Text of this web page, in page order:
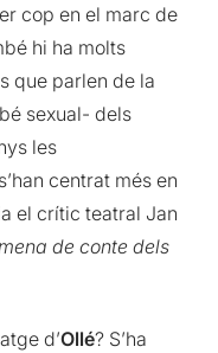
cop en el marc de
hi ha molts
que parlen de la
sexual- dels
les
centrat més en
el crític teatral Jan
de conte dels
d’Ollé? S’ha